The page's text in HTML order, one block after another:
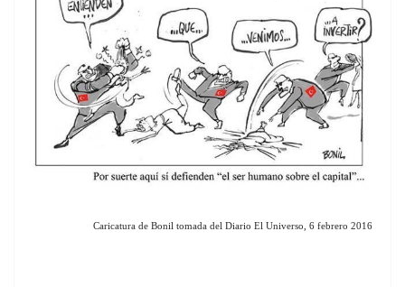
Caricatura de Bonil tomada del Diario El Universo, 6 febrero 2016